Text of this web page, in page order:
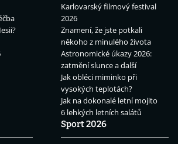
Karlovarský filmový festival
2026
Znamení, že jste potkali
někoho z minulého života
Astronomické úkazy 2026:
zatmění slunce a další
Jak obléci miminko při
vysokých teplotách?
Jak na dokonalé letní mojito
6 lehkých letních salátů
Sport 2026